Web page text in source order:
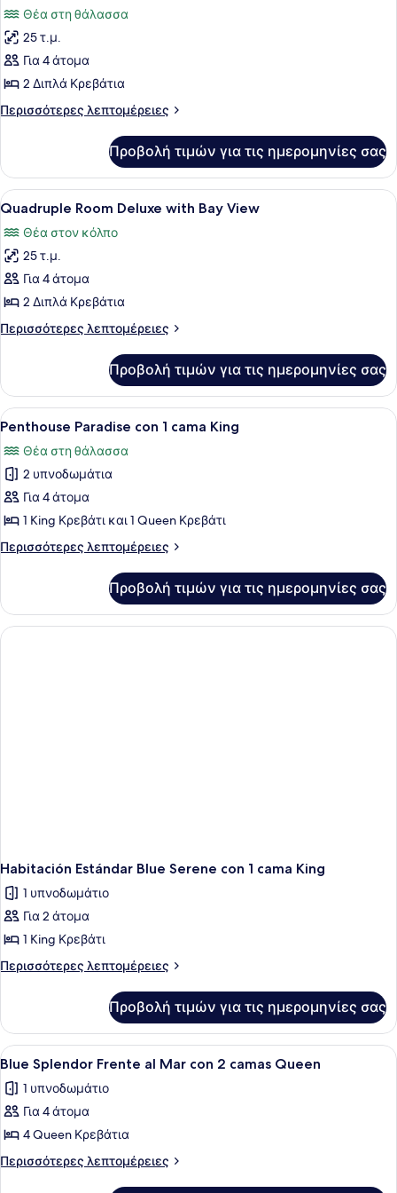
των
φωτογραφιών
για
Quadruple
Room
Superior
Sea
View
Θέα στη θάλασσα
25 τ.μ.
Για 4 άτομα
2 Διπλά Κρεβάτια
Περισσότερες λεπτομέρειες
Περισσότερες
Room
Superior
with
View
Προβολή τιμών για τις ημερομηνίες σας
Προβολή
όλων
των
φωτογραφιών
για
Quadruple
Room
Deluxe
Bay
View
Μοναδική διακόσμηση, μοναδική
10
Quadruple Room Deluxe with Bay View
Θέα στον κόλπο
25 τ.μ.
Για 4 άτομα
2 Διπλά Κρεβάτια
Περισσότερες λεπτομέρειες
Περισσότερες
Room
Deluxe
with
View
Προβολή τιμών για τις ημερομηνίες σας
Προβολή
όλων
των
φωτογραφιών
για
Penthouse
Paradise
con
cama
King
Ένα δωμάτιο ξενοδοχείου με ένα
4
Penthouse Paradise con 1 cama King
Θέα στη θάλασσα
2 υπνοδωμάτια
Για 4 άτομα
1 King Κρεβάτι και 1 Queen Κρεβάτι
Περισσότερες λεπτομέρειες
Περισσότερες
Paradise
con
1
Προβολή τιμών για τις ημερομηνίες σας
Habitación Estándar Blue Serene con 1 cama King
1 υπνοδωμάτιο
Για 2 άτομα
1 King Κρεβάτι
Περισσότερες λεπτομέρειες
Περισσότερες
Estándar
Blue
Serene
cama
Προβολή τιμών για τις ημερομηνίες σας
Προβολή
όλων
των
φωτογραφιών
για
Blue
Ένα δωμάτιο ξενοδοχείου με δύο
4
Blue Splendor Frente al Mar con 2 camas Queen
1 υπνοδωμάτιο
Για 4 άτομα
4 Queen Κρεβάτια
Περισσότερες λεπτομέρειες
Περισσότερες